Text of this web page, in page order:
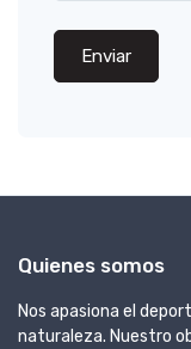
Enviar
Quienes somos
Nos apasiona el
naturaleza. Nuestro